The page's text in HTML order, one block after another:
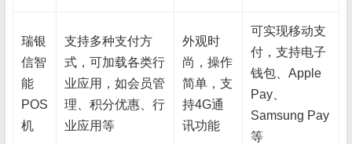
瑞银
信智
能
POS
机
支持多种支付方
式，可加载各类行
业应用，如会员管
理、积分优惠、行
业应用等
外观时
尚，操作
简单，支
持4G通
讯功能
可实现移动支
付，支持电子
钱包、Apple
Pay、
Samsung Pay
等